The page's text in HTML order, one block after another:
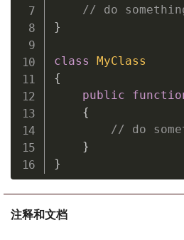
// do
}
class
MyClass
{
public
{
// do
}
}
注释和文档